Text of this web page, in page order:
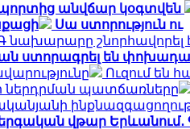
անվճար կօգտվեն
Սա ստորություն ու
նախարարը
ստորագրել են
Ուզում են
ի ներդրման պատճառները
վթար Երևանում․